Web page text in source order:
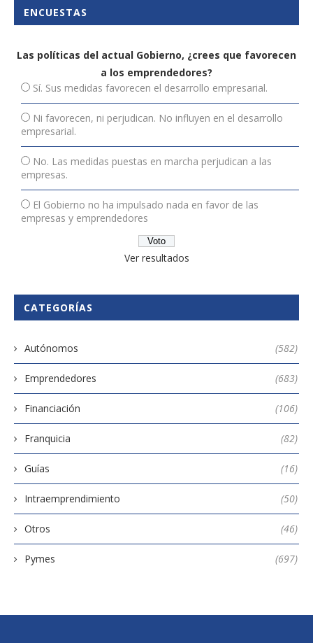
ENCUESTAS
Las políticas del actual Gobierno, ¿crees que favorecen
a los emprendedores?
Sí. Sus medidas favorecen el desarrollo empresarial.
Ni favorecen, ni perjudican. No influyen en el desarrollo
empresarial.
No. Las medidas puestas en marcha perjudican a las
empresas.
El Gobierno no ha impulsado nada en favor de las
empresas y emprendedores
Ver resultados
CATEGORÍAS
Autónomos (582)
Emprendedores (683)
Financiación (106)
Franquicia (82)
Guías (16)
Intraemprendimiento (50)
Otros (46)
Pymes (697)